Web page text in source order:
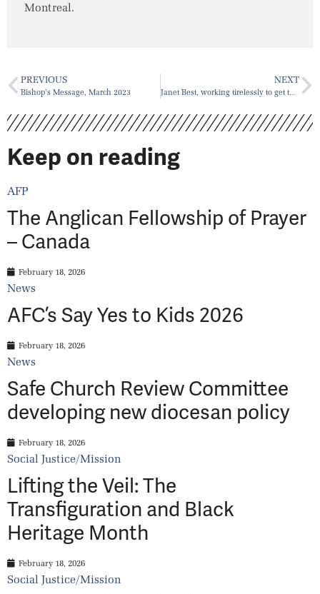
Montreal.
PREVIOUS
Bishop’s Message, March 2023
NEXT
Janet Best, working tirelessly to get the shot
Keep on reading
AFP
The Anglican Fellowship of Prayer
– Canada
February 18, 2026
News
AFC’s Say Yes to Kids 2026
February 18, 2026
News
Safe Church Review Committee
developing new diocesan policy
February 18, 2026
Social Justice/Mission
Lifting the Veil: The
Transfiguration and Black
Heritage Month
February 18, 2026
Social Justice/Mission